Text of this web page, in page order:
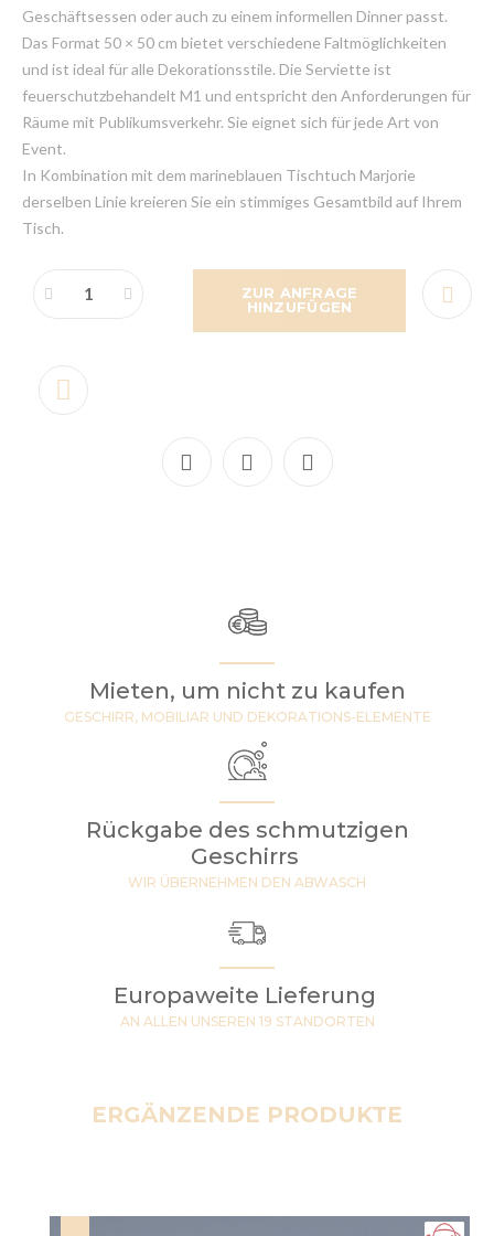
Geschäftsessen oder auch zu einem informellen Dinner passt.
Das Format 50 × 50 cm bietet verschiedene Faltmöglichkeiten
und ist ideal für alle Dekorationsstile. Die Serviette ist
feuerschutzbehandelt M1 und entspricht den Anforderungen für
Räume mit Publikumsverkehr. Sie eignet sich für jede Art von
Event.
In Kombination mit dem marineblauen Tischtuch Marjorie
derselben Linie kreieren Sie ein stimmiges Gesamtbild auf Ihrem
Tisch.
ZUR ANFRAGE
HINZUFÜGEN
Mieten, um nicht zu kaufen
GESCHIRR, MOBILIAR UND DEKORATIONS-ELEMENTE
Rückgabe des schmutzigen
Geschirrs
WIR ÜBERNEHMEN DEN ABWASCH
Europaweite Lieferung
AN ALLEN UNSEREN 19 STANDORTEN
ERGÄNZENDE PRODUKTE